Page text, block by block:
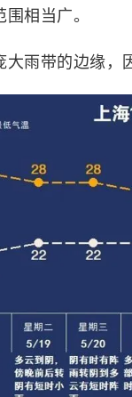
相当广。
雨带的边缘，